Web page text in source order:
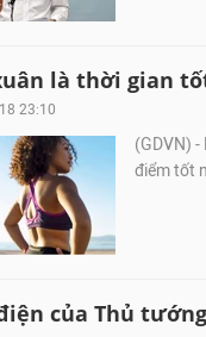
là thời gian
23:10
(GDVN)
điểm tốt
của Thủ